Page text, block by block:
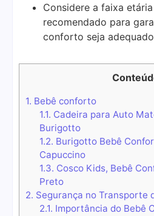
Considere a faixa
recomendado para
conforto seja
1. Bebê conforto
1.1. Cadeira para Auto
Burigotto
1.2. Burigotto Bebê
Capuccino
1.3. Cosco Kids, Bebê
Preto
2. Segurança no Transporte
2.1. Importância do Bebê